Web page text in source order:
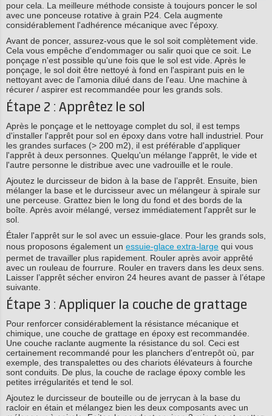
pour cela. La meilleure méthode consiste à toujours poncer le sol
avec une ponceuse rotative à grain P24. Cela augmente
considérablement l'adhérence mécanique avec l'époxy.
Avant de poncer, assurez-vous que le sol soit complètement vide.
Cela vous empêche d'endommager ou salir quoi que ce soit. Le
ponçage n'est possible qu'une fois que le sol est vide. Après le
ponçage, le sol doit être nettoyé à fond en l'aspirant puis en le
nettoyant avec de l'amonia dilué dans de l'eau. Une machine à
récurer / aspirer est recommandée pour les grands sols.
Étape 2 : Apprêtez le sol
Après le ponçage et le nettoyage complet du sol, il est temps
d'installer l'apprêt pour sol en époxy dans votre hall industriel. Pour
les grandes surfaces (> 200 m2), il est préférable d'appliquer
l'apprêt à deux personnes. Quelqu'un mélange l'apprêt, le vide et
l'autre personne le distribue avec une vadrouille et le roule.
Ajoutez le durcisseur de bidon à la base de l’apprêt. Ensuite, bien
mélanger la base et le durcisseur avec un mélangeur à spirale sur
une perceuse. Grattez bien le long du fond et des bords de la
boîte. Après avoir mélangé, versez immédiatement l'apprêt sur le
sol.
Étaler l'apprêt sur le sol avec un essuie-glace. Pour les grands sols,
nous proposons également un essuie-glace extra-large qui vous
permet de travailler plus rapidement. Rouler après avoir apprêté
avec un rouleau de fourrure. Rouler en travers dans les deux sens.
Laisser l’apprêt sécher environ 24 heures avant de passer à l’étape
suivante.
Étape 3 : Appliquer la couche de grattage
Pour renforcer considérablement la résistance mécanique et
chimique, une couche de grattage en époxy est recommandée.
Une couche raclante augmente la résistance du sol. Ceci est
certainement recommandé pour les planchers d'entrepôt où, par
exemple, des transpalettes ou des chariots élévateurs à fourche
sont conduits. De plus, la couche de raclage époxy comble les
petites irrégularités et tend le sol.
Ajoutez le durcisseur de bouteille ou de jerrycan à la base du
racloir en étain et mélangez bien les deux composants avec un